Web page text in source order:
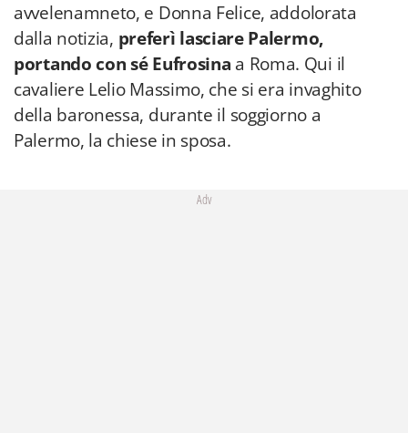
avvelenamneto, e Donna Felice, addolorata
dalla notizia, preferì lasciare Palermo,
portando con sé Eufrosina a Roma. Qui il
cavaliere Lelio Massimo, che si era invaghito
della baronessa, durante il soggiorno a
Palermo, la chiese in sposa.
Adv